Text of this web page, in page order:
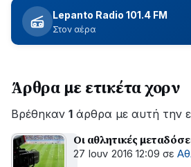
περίπου
δύο
ώρες
εξέλιξη
οι
εργασίες
ΔΕΔΔΗΕ
για
Lepanto Radio 101.4 FM
Στον αέρα
Άρθρα με ετικέτα χορν
Βρέθηκαν 1 άρθρα με αυτή την
Οι αθλητικές
27 Ιουν 2016 12:09 σε